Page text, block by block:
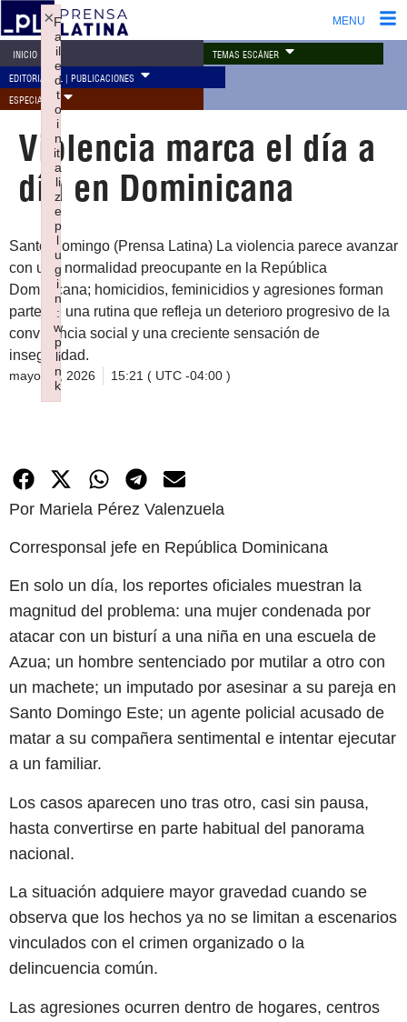
MENU
INICIO TEMAS ESCÁNER
EDITORIAL PL | PUBLICACIONES
ESPECIALES
Violencia marca el día a
día en Dominicana
Santo Domingo (Prensa Latina) La violencia parece avanzar
con una normalidad preocupante en la República
Dominicana; homicidios, feminicidios y agresiones forman
parte de una rutina que refleja un deterioro progresivo de la
convivencia social y una creciente sensación de
inseguridad.
mayo 20, 2026 15:21 ( UTC -04:00 )
Por Mariela Pérez Valenzuela
Corresponsal jefe en República Dominicana
En solo un día, los reportes oficiales muestran la
magnitud del problema: una mujer condenada por
atacar con un bisturí a una niña en una escuela de
Azua; un hombre sentenciado por mutilar a otro con
un machete; un imputado por asesinar a su pareja en
Santo Domingo Este; un agente policial acusado de
matar a su compañera sentimental e intentar ejecutar
a un familiar.
Los casos aparecen uno tras otro, casi sin pausa,
hasta convertirse en parte habitual del panorama
nacional.
La situación adquiere mayor gravedad cuando se
observa que los hechos ya no se limitan a escenarios
vinculados con el crimen organizado o la
delincuencia común.
Las agresiones ocurren dentro de hogares, centros
F
a
il
e
d
t
o
i
n
iti
a
li
z
e
p
l
u
g
i
n
:
w
p
li
n
k
×
Failed to initialize plugin: wplink